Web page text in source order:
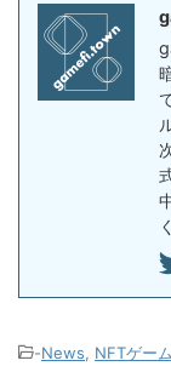
-News, NFTゲーム